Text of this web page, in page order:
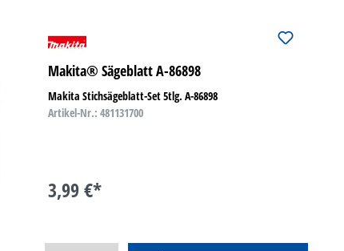
Makita® Sägeblatt A-86898
Makita Stichsägeblatt-Set 5tlg. A-86898
Artikel-Nr.: 481131700
3,99 €*